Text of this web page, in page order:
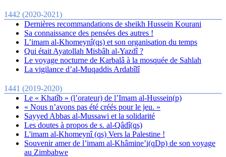
1442 (2020-2021)
Dernières recommandations de sheikh Hussein Kourani
Sa connaissance des pensées des autres !
L’imam al-Khomeynî(qs) et son organisation du temps
Qui était Ayatollah Misbâh al-Yazdî ?
Le voyage nocturne de Karbalâ à la mosquée de Sahlah
La vigilance d’al-Muqaddis Ardabîlî
1441 (2019-2020)
Le « Khatîb » (l’orateur) de l’Imam al-Hussein(p)
« Nous n’avons pas été créés pour le jeu. »
Sayyed Abbas al-Mussawi et la solidarité
Les doutes à propos de s. al-Qâdî(qs)
L'imam al-Khomeynî (qs) Vers la Palestine !
Souvenir amer de l’imam al-Khâmine’i(qDp) de son voyage
au Zimbabwe